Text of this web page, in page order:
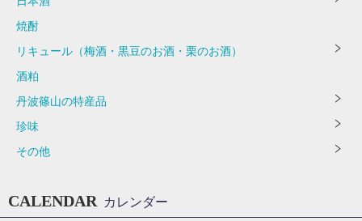
焼酎
リキュール（梅酒・黒豆のお酒・栗のお酒）
酒粕
丹波篠山の特産品
珍味
その他
CALENDAR カレンダー